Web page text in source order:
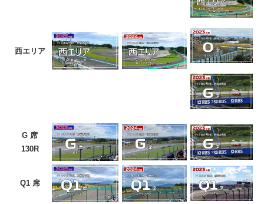
西エリア
G 席
130R
Q1 席